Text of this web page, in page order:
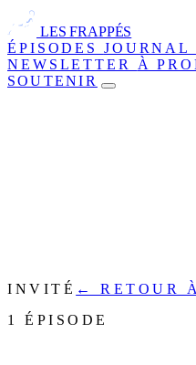
LES FRAPPÉS
ÉPISODES JOURNAL
NEWSLETTER À
SOUTENIR
INVITÉ ← RETOUR
1 ÉPISODE